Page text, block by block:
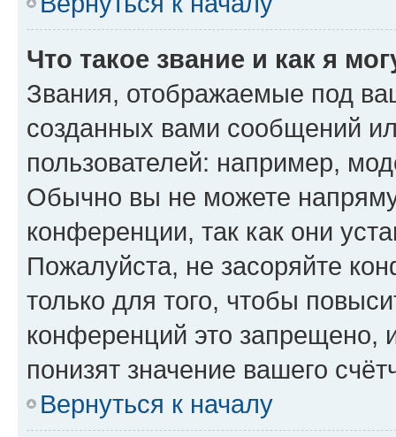
Что такое звание и как я
Звания, отображаемые под
созданных вами сообщений
пользователей: например,
Обычно вы не можете
конференции, так как они
Пожалуйста, не засоряйте
только для того, чтобы
конференций это запрещено,
понизят значение вашего
Вернуться к началу